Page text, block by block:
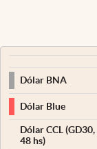
Dólar BNA
Dólar Blue
Dólar CCL (GD30,
48 hs)